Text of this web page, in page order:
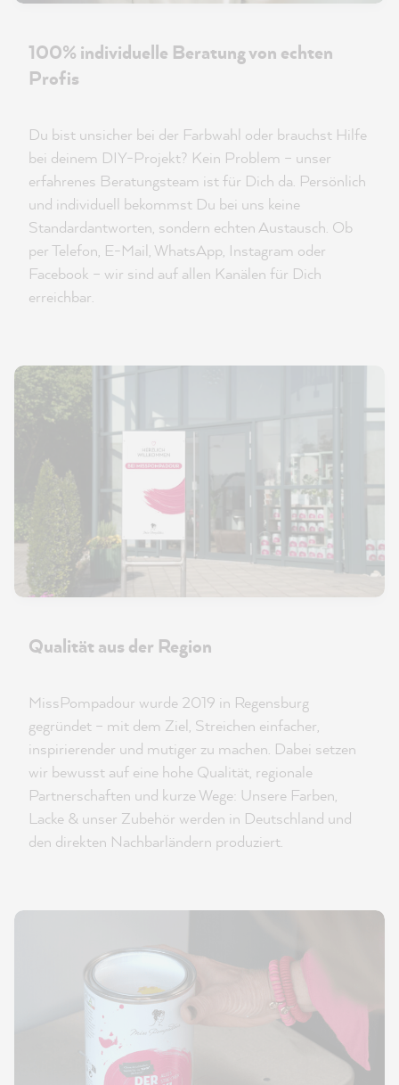
100% individuelle Beratung von echten
Profis
Du bist unsicher bei der Farbwahl oder brauchst Hilfe
bei deinem DIY-Projekt? Kein Problem – unser
erfahrenes Beratungsteam ist für Dich da. Persönlich
und individuell bekommst Du bei uns keine
Standardantworten, sondern echten Austausch. Ob
per Telefon, E-Mail, WhatsApp, Instagram oder
Facebook – wir sind auf allen Kanälen für Dich
erreichbar.
Qualität aus der Region
MissPompadour wurde 2019 in Regensburg
gegründet – mit dem Ziel, Streichen einfacher,
inspirierender und mutiger zu machen. Dabei setzen
wir bewusst auf eine hohe Qualität, regionale
Partnerschaften und kurze Wege: Unsere Farben,
Lacke & unser Zubehör werden in Deutschland und
den direkten Nachbarländern produziert.